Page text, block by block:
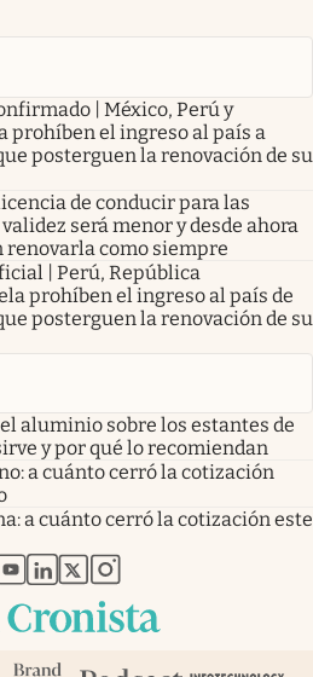
| México, Perú y
prohíben el ingreso al país a
posterguen la renovación de su
de conducir para las
será menor y desde ahora
renovarla como siempre
| Perú, República
prohíben el ingreso al país de
posterguen la renovación de su
aluminio sobre los estantes de
y por qué lo recomiendan
a cuánto cerró la cotización
a cuánto cerró la cotización este
en nueva pestaña
abre en nueva pestaña
abre en nueva pestaña
abre en nueva pestaña
abre en nueva pestaña